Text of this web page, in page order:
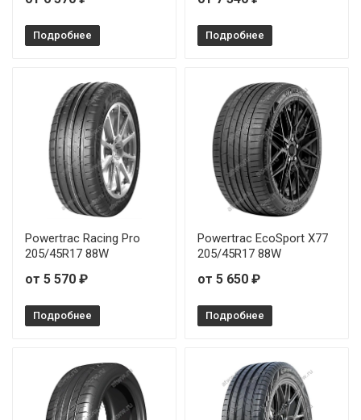
Подробнее Подробнее
Powertrac Racing Pro
205/45R17 88W
от 5 570 ₽
Подробнее
Powertrac EcoSport X77
205/45R17 88W
от 5 650 ₽
Подробнее